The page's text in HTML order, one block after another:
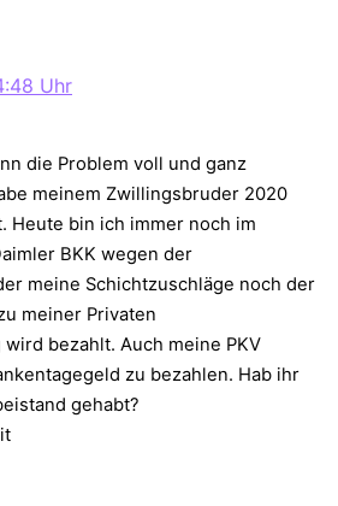
Uhr
die Problem voll und ganz
meinem Zwillingsbruder 2020
Heute bin ich immer noch im
BKK wegen der
meine Schichtzuschläge noch der
meiner Privaten
bezahlt. Auch meine PKV
zu bezahlen. Hab ihr
gehabt?